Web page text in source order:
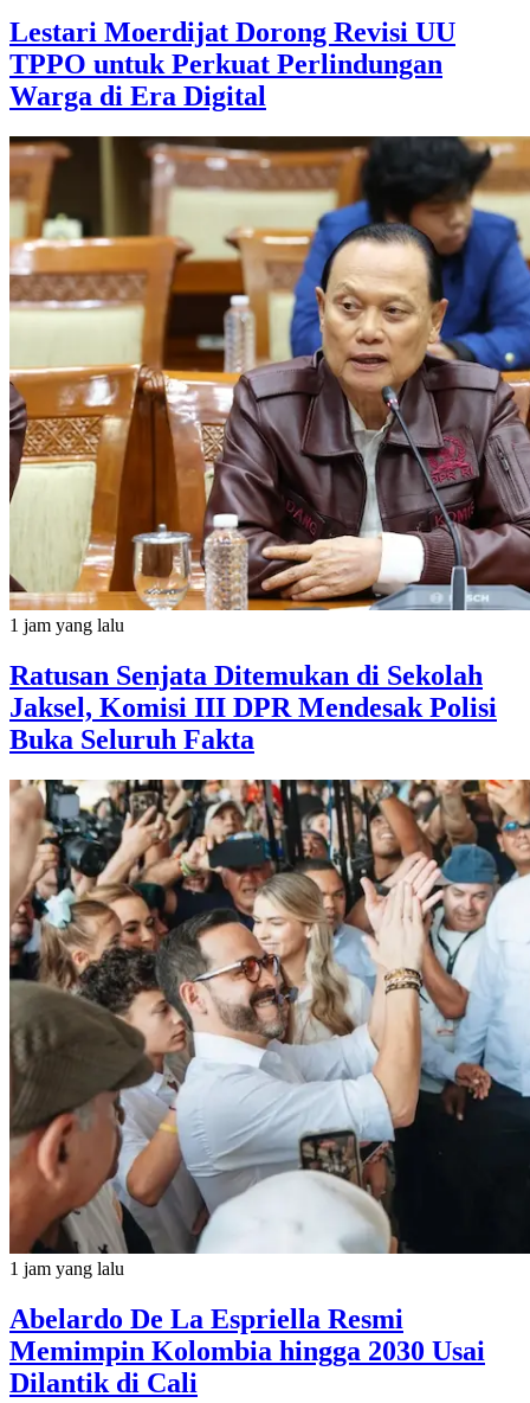
Lestari Moerdijat Dorong Revisi UU
TPPO untuk Perkuat Perlindungan
Warga di Era Digital
1 jam yang lalu
Ratusan Senjata Ditemukan di Sekolah
Jaksel, Komisi III DPR Mendesak Polisi
Buka Seluruh Fakta
1 jam yang lalu
Abelardo De La Espriella Resmi
Memimpin Kolombia hingga 2030 Usai
Dilantik di Cali